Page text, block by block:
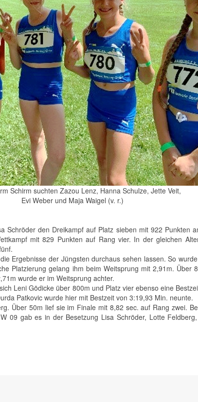
Schirm suchten Zazou Lenz, Hanna Schulze, Jette Veit,
Evi Weber und Maja Waigel (v. r.)
Schröder den Dreikampf auf Platz sieben mit 922 Punkten
mit 829 Punkten auf Rang vier. In der gleichen
Ergebnisse der Jüngsten durchaus sehen lassen. So
Platzierung gelang ihm beim Weitsprung mit 2,91m. Über
wurde er im Weitsprung achter.
Leni Gödicke über 800m und Platz vier ebenso eine
Patkovic wurde hier mit Bestzeit von 3:19,93 Min. neunte.
Über 50m lief sie im Finale mit 8,82 sec. auf Rang zwei.
09 gab es in der Besetzung Lisa Schröder, Lotte